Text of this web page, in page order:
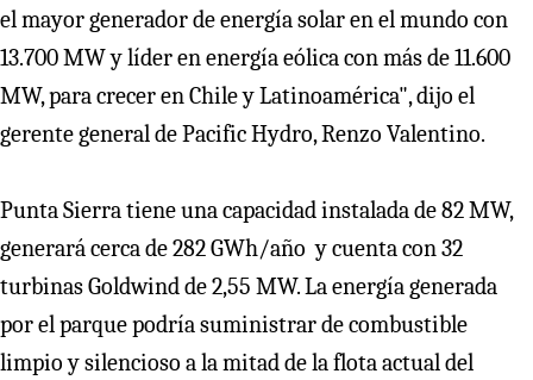
el mayor generador de energía solar en el mundo con
13.700 MW y líder en energía eólica con más de 11.600
MW, para crecer en Chile y Latinoamérica", dijo el
gerente general de Pacific Hydro, Renzo Valentino.
Punta Sierra tiene una capacidad instalada de 82 MW,
generará cerca de 282 GWh/año y cuenta con 32
turbinas Goldwind de 2,55 MW. La energía generada
por el parque podría suministrar de combustible
limpio y silencioso a la mitad de la flota actual del